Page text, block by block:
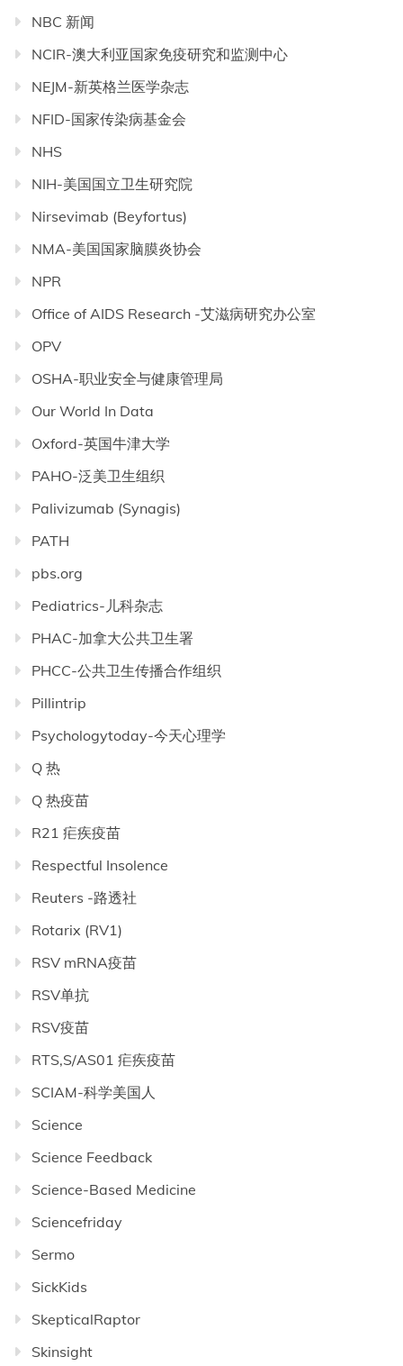
NBC 新闻
NCIR-澳大利亚国家免疫研究和监测中心
NEJM-新英格兰医学杂志
NFID-国家传染病基金会
NHS
NIH-美国国立卫生研究院
Nirsevimab (Beyfortus)
NMA-美国国家脑膜炎协会
NPR
Office of AIDS Research -艾滋病研究办公室
OPV
OSHA-职业安全与健康管理局
Our World In Data
Oxford-英国牛津大学
PAHO-泛美卫生组织
Palivizumab (Synagis)
PATH
pbs.org
Pediatrics-儿科杂志
PHAC-加拿大公共卫生署
PHCC-公共卫生传播合作组织
Pillintrip
Psychologytoday-今天心理学
Q 热
Q 热疫苗
R21 疟疾疫苗
Respectful Insolence
Reuters -路透社
Rotarix (RV1)
RSV mRNA疫苗
RSV单抗
RSV疫苗
RTS,S/AS01 疟疾疫苗
SCIAM-科学美国人
Science
Science Feedback
Science-Based Medicine
Sciencefriday
Sermo
SickKids
SkepticalRaptor
Skinsight